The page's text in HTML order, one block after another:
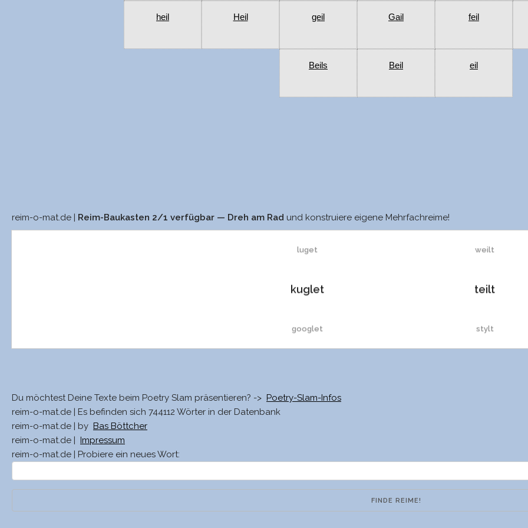
heil Heil geil Gail feil
Beils Beil eil
reim-o-mat.de | Reim-Baukasten 2/1 verfügbar — Dreh am Rad und konstruiere eigene Mehrfachreime!
luget
kuglet
googlet
weilt
teilt
stylt
Du möchtest Deine Texte beim Poetry Slam präsentieren? -> Poetry-Slam-Infos
reim-o-mat.de | Es befinden sich 744112 Wörter in der Datenbank
reim-o-mat.de | by Bas Böttcher
reim-o-mat.de |
Impressum
reim-o-mat.de | Probiere ein neues Wort: